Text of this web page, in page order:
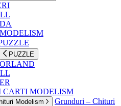
PUZZLE
CARTI MODELISM
Modelism
Grunduri – Chituri